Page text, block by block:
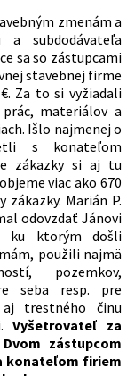
zmenám a
a subdodávateľa
sa so zástupcami
stavebnej firme
Za to si vyžiadali
materiálov a
Išlo najmenej o
s konateľom
zákazky si aj tu
viac ako 670
Marián P.
odovzdať Jánovi
ku ktorým došli
použili najmä
pozemkov,
seba resp. pre
trestného činu
Vyšetrovateľ za
zástupcom
konateľom firiem